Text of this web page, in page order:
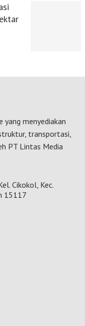
yang menyediakan
transportasi,
PT Lintas Media
Cikokol, Kec.
15117